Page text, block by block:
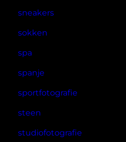
sneakers
sokken
spa
spanje
sportfotografie
steen
studiofotografie